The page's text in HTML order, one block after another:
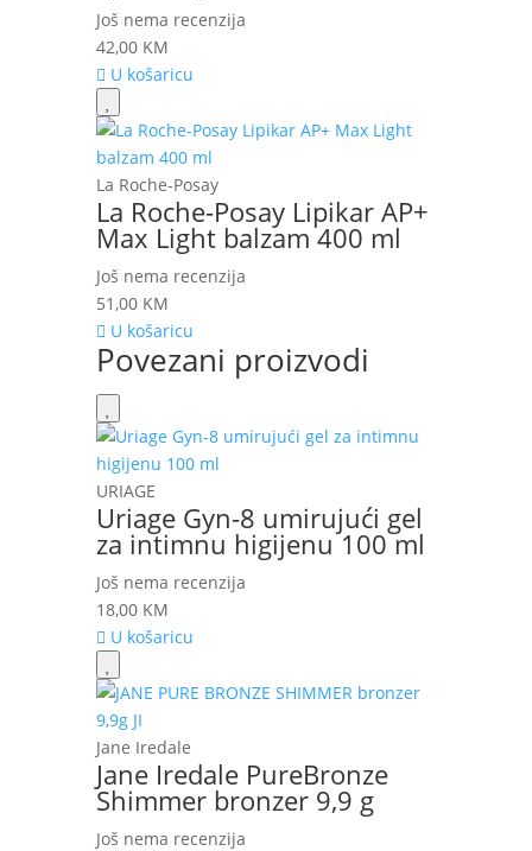
Još nema recenzija
42,00 KM
U košaricu
La Roche-Posay
La Roche-Posay Lipikar AP+
Max Light balzam 400 ml
Još nema recenzija
51,00 KM
U košaricu
Povezani proizvodi
URIAGE
Uriage Gyn-8 umirujući gel
za intimnu higijenu 100 ml
Još nema recenzija
18,00 KM
U košaricu
Jane Iredale
Jane Iredale PureBronze
Shimmer bronzer 9,9 g
Još nema recenzija